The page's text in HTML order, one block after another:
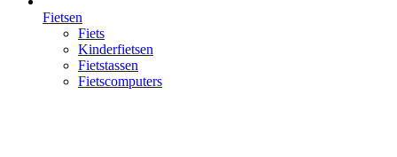
Fietsen
Fiets
Kinderfietsen
Fietstassen
Fietscomputers